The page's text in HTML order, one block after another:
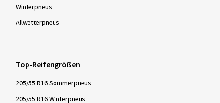
Winter­pneus
Allwetter­pneus
Top-Reifengrößen
205/55 R16 Sommerpneus
205/55 R16 Winterpneus